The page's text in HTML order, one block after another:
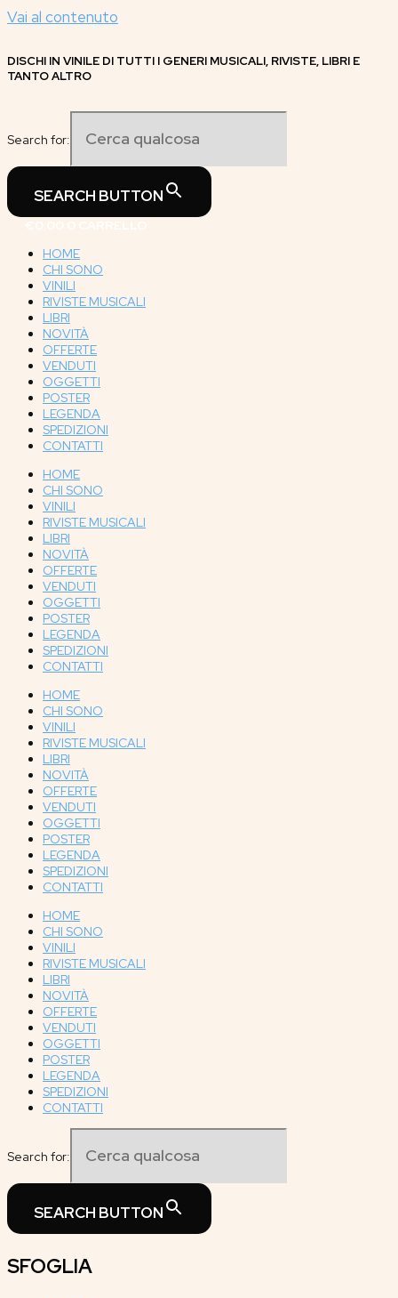
Vai al contenuto
DISCHI IN VINILE DI TUTTI I GENERI MUSICALI, RIVISTE, LIBRI E
TANTO ALTRO
Search for:
SEARCH BUTTON
HOME
CHI SONO
VINILI
RIVISTE MUSICALI
LIBRI
NOVITÀ
OFFERTE
VENDUTI
OGGETTI
POSTER
LEGENDA
SPEDIZIONI
CONTATTI
HOME
CHI SONO
VINILI
RIVISTE MUSICALI
LIBRI
NOVITÀ
OFFERTE
VENDUTI
OGGETTI
POSTER
LEGENDA
SPEDIZIONI
CONTATTI
HOME
CHI SONO
VINILI
RIVISTE MUSICALI
LIBRI
NOVITÀ
OFFERTE
VENDUTI
OGGETTI
POSTER
LEGENDA
SPEDIZIONI
CONTATTI
HOME
CHI SONO
VINILI
RIVISTE MUSICALI
LIBRI
NOVITÀ
OFFERTE
VENDUTI
OGGETTI
POSTER
LEGENDA
SPEDIZIONI
CONTATTI
Search for:
SEARCH BUTTON
SFOGLIA